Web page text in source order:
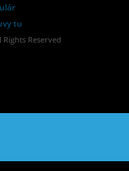
tu
Reserved